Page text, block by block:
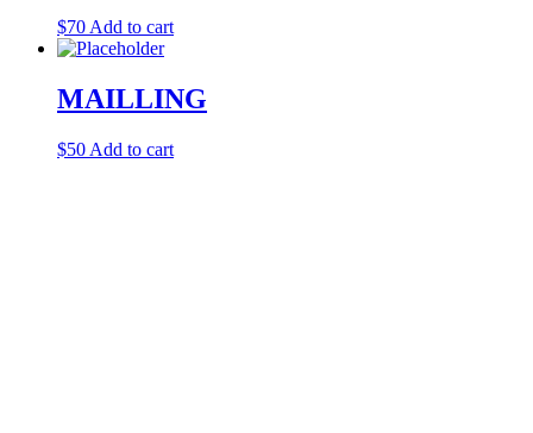
$70 Add to cart
MAILLING
$50 Add to cart